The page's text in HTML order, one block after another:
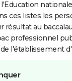
l'Education nationale
ces listes les
résultat au
professionnel
l'établissement